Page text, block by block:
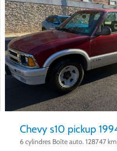
Chevy s10 pickup
6 cylindres Boîte auto. 128747 km